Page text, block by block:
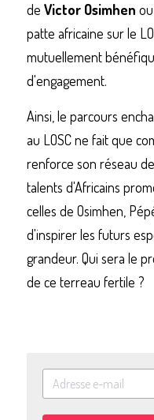
de Victor Osimhen
patte africaine sur le
mutuellement
d'engagement.
Ainsi, le parcours
au LOSC ne fait que
renforce son réseau
talents d'Africains
celles de Osimhen,
d'inspirer les futurs
grandeur. Qui sera le
de ce terreau fertile ?